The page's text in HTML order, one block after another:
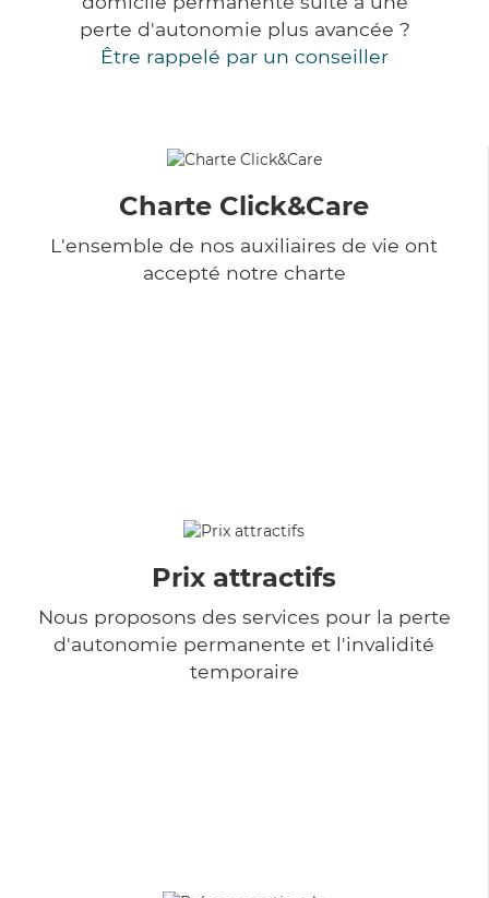
perte d'autonomie plus avancée ?
Être rappelé par un conseiller
Charte Click&Care
L'ensemble de nos auxiliaires de vie ont
accepté notre charte
Prix attractifs
Nous proposons des services pour la perte
d'autonomie permanente et l'invalidité
temporaire